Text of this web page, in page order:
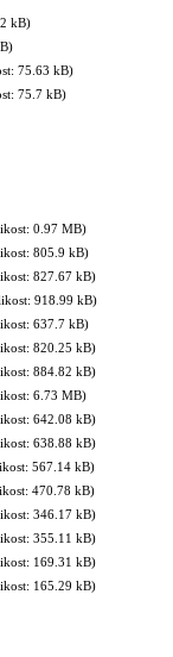
kB)
75.63 kB)
75.7 kB)
0.97 MB)
805.9 kB)
827.67 kB)
918.99 kB)
637.7 kB)
820.25 kB)
884.82 kB)
6.73 MB)
642.08 kB)
638.88 kB)
567.14 kB)
470.78 kB)
346.17 kB)
355.11 kB)
169.31 kB)
165.29 kB)